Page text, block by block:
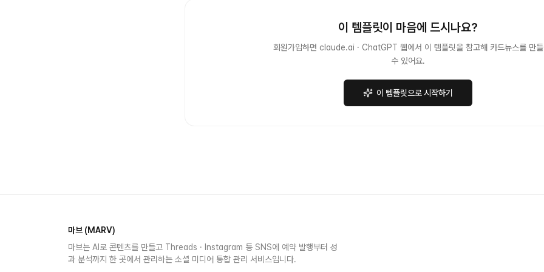
이 템플릿이 마음에 드시나요?
회원가입하면 claude.ai · ChatGPT 웹에서 이 템플릿을 참고해 카드뉴스를 만들
수 있어요.
이 템플릿으로 시작하기
마브 (MARV)
마브는 AI로 콘텐츠를 만들고 Threads · Instagram 등 SNS에 예약 발행부터 성
과 분석까지 한 곳에서 관리하는 소셜 미디어 통합 관리 서비스입니다.